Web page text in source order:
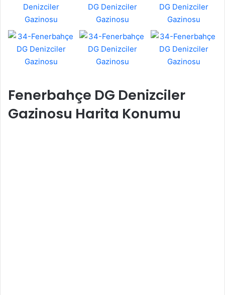
Fenerbahçe DG Denizciler
Gazinosu Harita Konumu